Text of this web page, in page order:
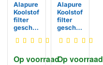
Op voorraad
Alapure
Koolstof
filter
geschik
Gorenje
(2st.)
Op voorraad
Alapure
Koolstof
filter
geschik
Gorenje
/ AH030